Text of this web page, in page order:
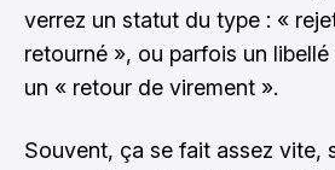
verrez un statut du type : «
retourné », ou parfois un
un « retour de virement ».
Souvent, ça se fait assez vite,